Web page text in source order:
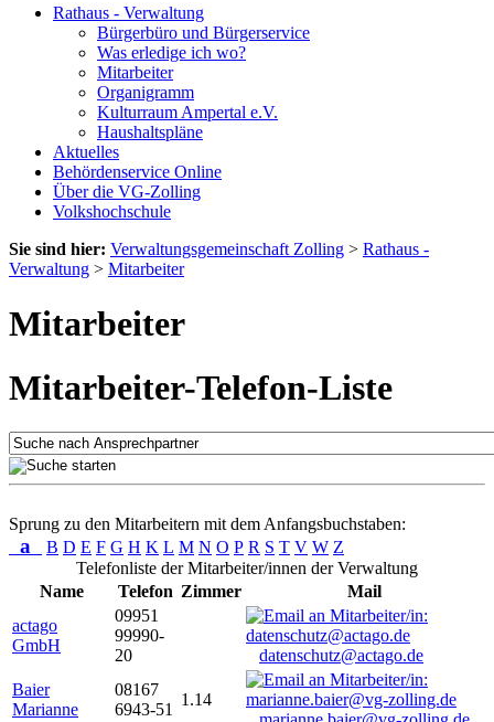
Rathaus - Verwaltung
Bürgerbüro und Bürgerservice
Was erledige ich wo?
Mitarbeiter
Organigramm
Kulturraum Ampertal e.V.
Haushaltspläne
Aktuelles
Behördenservice Online
Über die VG-Zolling
Volkshochschule
Sie sind hier: Verwaltungsgemeinschaft Zolling > Rathaus -
Verwaltung > Mitarbeiter
Mitarbeiter
Mitarbeiter-Telefon-Liste
Sprung zu den Mitarbeitern mit dem Anfangsbuchstaben:
a B D E F G H K L M N O P R S T V W Z
Telefonliste der Mitarbeiter/innen der Verwaltung
Name
Telefon Zimmer
Mail
actago
GmbH
09951
99990-
20
datenschutz@actago.de
Baier
Marianne
08167
6943-51
1.14